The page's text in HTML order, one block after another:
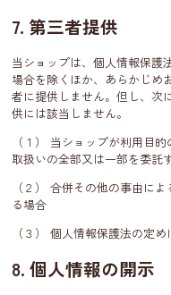
7. 第三者提供
当ショップは、個人情報保護
場合を除くほか、あらかじめ
者に提供しません。但し、次
供には該当しません。
（１） 当ショップが利用目
取扱いの全部又は一部を委託
（２） 合併その他の事由に
る場合
（３） 個人情報保護法の定
8. 個人情報の開示